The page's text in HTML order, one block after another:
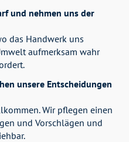
und nehmen uns der
das Handwerk uns
aufmerksam wahr
unsere Entscheidungen
Wir pflegen einen
und Vorschlägen und